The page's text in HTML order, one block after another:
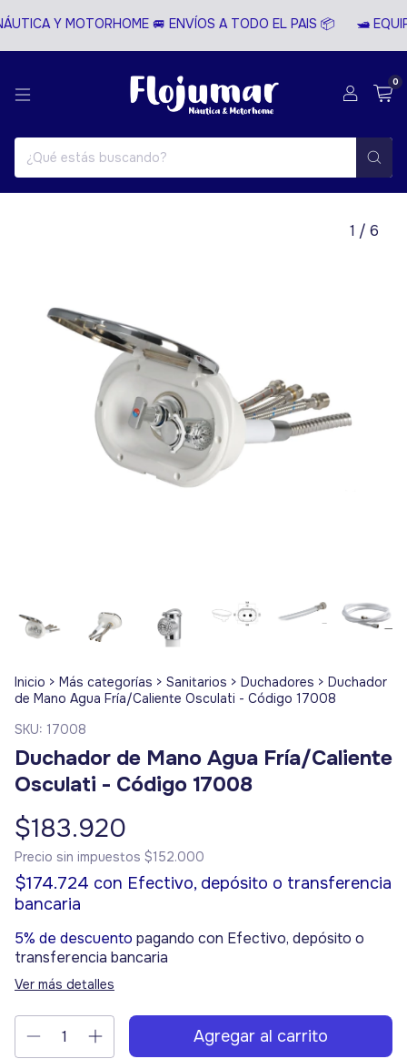
Y MOTORHOME 🚐 ENVÍOS A TODO EL PAIS 📦 🛥️
0
1 / 6
Inicio > Más categorías > Sanitarios > Duchadores > Duchador
de Mano Agua Fría/Caliente Osculati - Código 17008
SKU: 17008
Duchador de Mano Agua Fría/Caliente
Osculati - Código 17008
$183.920
Precio sin impuestos $152.000
$174.724 con Efectivo, depósito o transferencia
bancaria
5% de descuento pagando con Efectivo, depósito o
transferencia bancaria
Ver más detalles